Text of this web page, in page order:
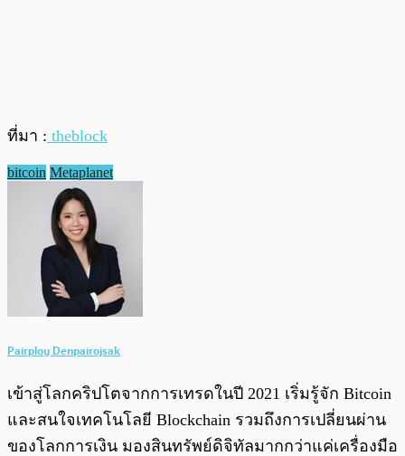
ที่มา : theblock
bitcoin Metaplanet
Pairploy Denpairojsak
เข้าสู่โลกคริปโตจากการเทรดในปี 2021 เริ่มรู้จัก Bitcoin
และสนใจเทคโนโลยี Blockchain รวมถึงการเปลี่ยนผ่าน
ของโลกการเงิน มองสินทรัพย์ดิจิทัลมากกว่าแค่เครื่องมือ